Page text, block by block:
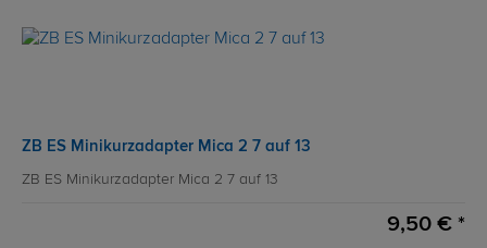
ZB ES Minikurzadapter Mica 2 7 auf 13
ZB ES Minikurzadapter Mica 2 7 auf 13
9,50 € *